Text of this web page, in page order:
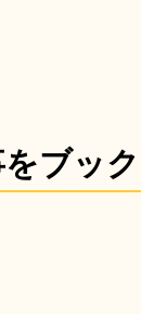
ブッ